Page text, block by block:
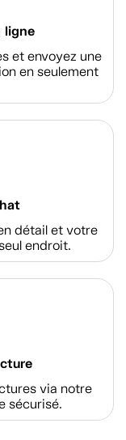
ligne
et envoyez une
en seulement
détail et votre
endroit.
via notre
sécurisé.